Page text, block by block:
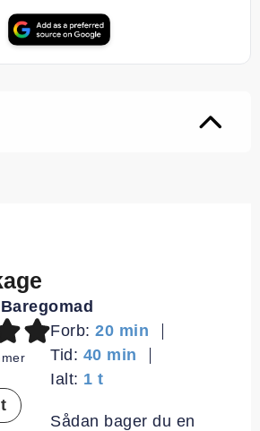
Baregomad
Forb:20minutter
min
Tid: 40minutter
min
Ialt: 1 time
t
Sådan bager du en